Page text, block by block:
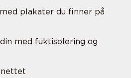
plakater du finner på
med fuktisolering og
nettet